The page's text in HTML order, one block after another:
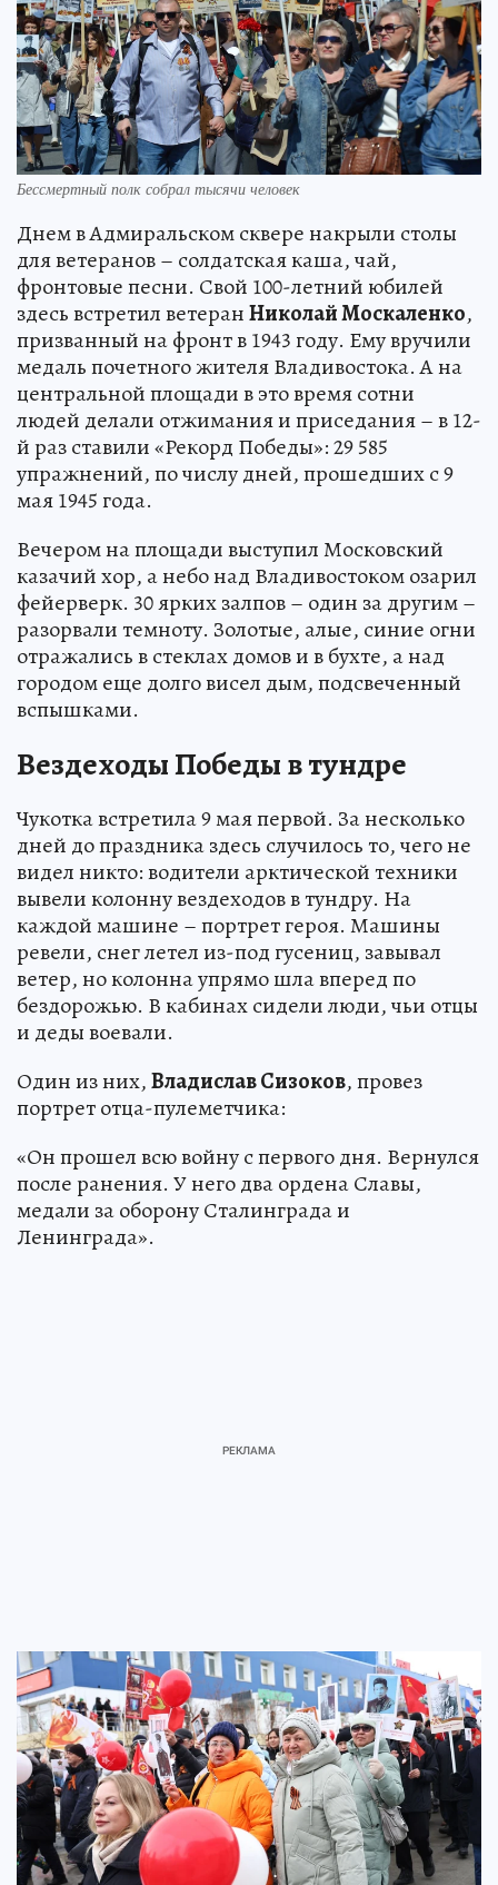
Бессмертный полк собрал тысячи человек
Днем в Адмиральском сквере накрыли столы
для ветеранов – солдатская каша, чай,
фронтовые песни. Свой 100-летний юбилей
здесь встретил ветеранНиколай Москаленко,
призванный на фронт в 1943 году. Ему вручили
медаль почетного жителя Владивостока. А на
центральной площади в это время сотни
людей делали отжимания и приседания – в 12-
й раз ставили «Рекорд Победы»: 29 585
упражнений, по числу дней, прошедших с 9
мая 1945 года.
Вечером на площади выступил Московский
казачий хор, а небо над Владивостоком озарил
фейерверк. 30 ярких залпов – один за другим –
разорвали темноту. Золотые, алые, синие огни
отражались в стеклах домов и в бухте, а над
городом еще долго висел дым, подсвеченный
вспышками.
Вездеходы Победы в тундре
Чукотка встретила 9 мая первой. За несколько
дней до праздника здесь случилось то, чего не
видел никто: водители арктической техники
вывели колонну вездеходов в тундру. На
каждой машине – портрет героя. Машины
ревели, снег летел из-под гусениц, завывал
ветер, но колонна упрямо шла вперед по
бездорожью. В кабинах сидели люди, чьи отцы
и деды воевали.
Один из них,Владислав Сизоков, провез
портрет отца-пулеметчика:
«Он прошел всю войну с первого дня. Вернулся
после ранения. У него два ордена Славы,
медали за оборону Сталинграда и
Ленинграда».